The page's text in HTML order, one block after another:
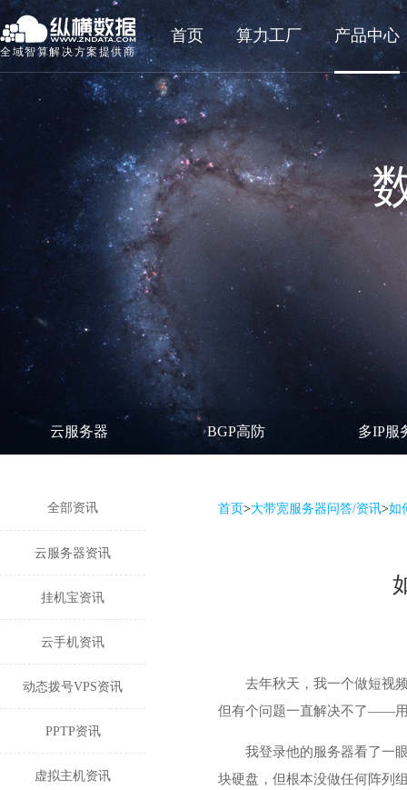
全域智算解决方案提供商
首页 算力工厂 产品中心
云服务器 BGP高防 多IP服
全部资讯
云服务器资讯
挂机宝资讯
云手机资讯
动态拨号VPS资讯
PPTP资讯
虚拟主机资讯
首页>大带宽服务器问答/资讯>如
去年秋天，我一个做短视
但有个问题一直解决不了——用
我登录他的服务器看了一
块硬盘，但根本没做任何阵列